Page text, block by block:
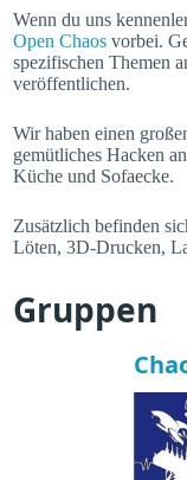
Wenn du uns
Open Chaos vorbei.
spezifischen Themen
veröffentlichen.
Wir haben einen
gemütliches Hacken
Küche und Sofaecke.
Zusätzlich befinden
Löten, 3D-Drucken,
Gruppen